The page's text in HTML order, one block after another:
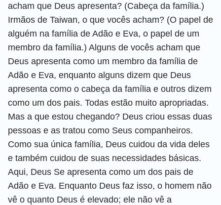
acham que Deus apresenta? (Cabeça da família.)
Irmãos de Taiwan, o que vocês acham? (O papel de
alguém na família de Adão e Eva, o papel de um
membro da família.) Alguns de vocês acham que
Deus apresenta como um membro da família de
Adão e Eva, enquanto alguns dizem que Deus
apresenta como o cabeça da família e outros dizem
como um dos pais. Todas estão muito apropriadas.
Mas a que estou chegando? Deus criou essas duas
pessoas e as tratou como Seus companheiros.
Como sua única família, Deus cuidou da vida deles
e também cuidou de suas necessidades básicas.
Aqui, Deus Se apresenta como um dos pais de
Adão e Eva. Enquanto Deus faz isso, o homem não
vê o quanto Deus é elevado; ele não vê a